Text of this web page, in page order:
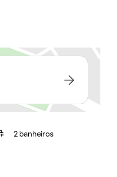
2 banheiros